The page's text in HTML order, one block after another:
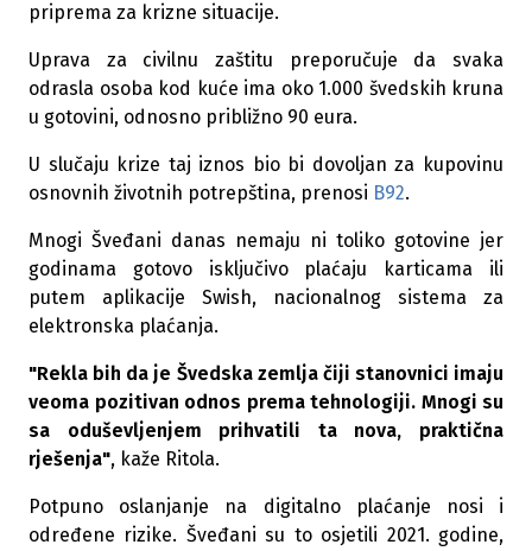
priprema za krizne situacije.
Uprava za civilnu zaštitu preporučuje da svaka
odrasla osoba kod kuće ima oko 1.000 švedskih kruna
u gotovini, odnosno približno 90 eura.
U slučaju krize taj iznos bio bi dovoljan za kupovinu
osnovnih životnih potrepština, prenosi B92.
Mnogi Šveđani danas nemaju ni toliko gotovine jer
godinama gotovo isključivo plaćaju karticama ili
putem aplikacije Swish, nacionalnog sistema za
elektronska plaćanja.
"Rekla bih da je Švedska zemlja čiji stanovnici imaju
veoma pozitivan odnos prema tehnologiji. Mnogi su
sa oduševljenjem prihvatili ta nova, praktična
rješenja", kaže Ritola.
Potpuno oslanjanje na digitalno plaćanje nosi i
određene rizike. Šveđani su to osjetili 2021. godine,